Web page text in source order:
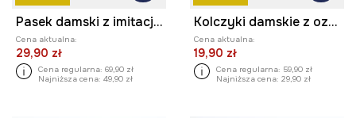
Pasek damski z imitacji zamszu
Cena aktualna:
29,90 zł
Cena regularna: 69,90 zł
Najniższa cena: 49,90 zł
Kolczyki damskie z ozdobnymi zawieszkami (5-pack)
Cena aktualna:
19,90 zł
Cena regularna: 59,90 zł
Najniższa cena: 29,90 zł